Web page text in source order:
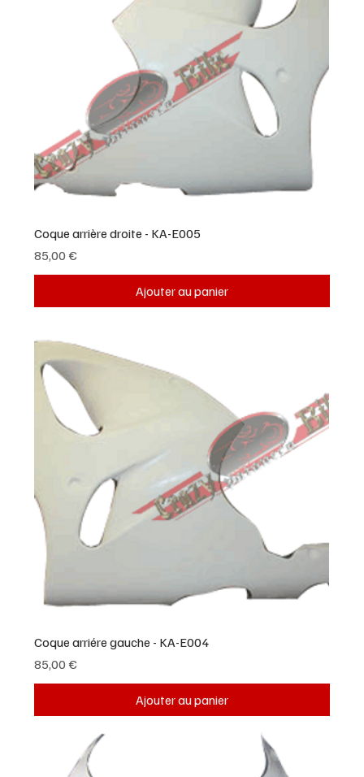
Coque arrière droite - KA-E005
Prix
85,00 €
Ajouter au panier
Coque arriére gauche - KA-E004
Prix
85,00 €
Ajouter au panier